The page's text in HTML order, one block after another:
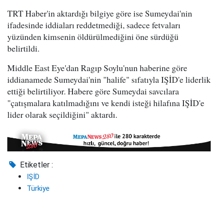
TRT Haber'in aktardığı bilgiye göre ise Sumeydai'nin
ifadesinde iddiaları reddetmediği, sadece fetvaları
yüzünden kimsenin öldürülmediğini öne sürdüğü
belirtildi.
Middle East Eye'dan Ragıp Soylu'nun haberine göre
iddianamede Sumeydai'nin "halife" sıfatıyla IŞİD'e liderlik
ettiği belirtiliyor. Habere göre Sumeydai savcılara
"çatışmalara katılmadığını ve kendi isteği hilafına IŞİD'e
lider olarak seçildiğini" aktardı.
Etiketler :
IŞİD
Türkiye